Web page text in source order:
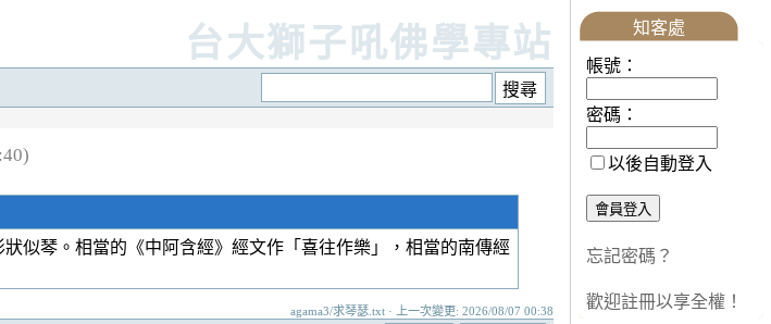
台大獅子吼佛學專站
似琴。相當的《中阿含經》經文作「喜往作樂」，相當的南傳經
agama3/求琴瑟.txt · 上一次變更: 2026/08/07 00:38
知客處
帳號：
密碼：
以後自動登入
忘記密碼？
歡迎註冊以享全權！